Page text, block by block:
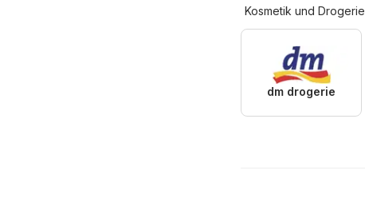
Kosmetik und Drogerie
dm drogerie